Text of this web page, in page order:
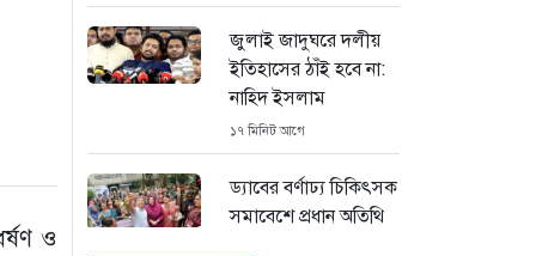
ও
জুলাই জাদুঘরে দলীয়
ইতিহাসের ঠাঁই হবে না:
নাহিদ ইসলাম
১৭ মিনিট আগে
ড্যাবের বর্ণাঢ্য চিকিৎসক
সমাবেশে প্রধান অতিথি